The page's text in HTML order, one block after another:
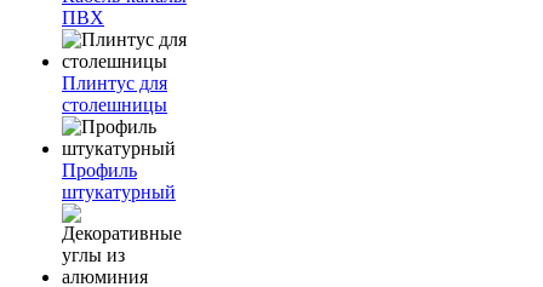
ПВХ
Плинтус для
столешницы
Профиль
штукатурный